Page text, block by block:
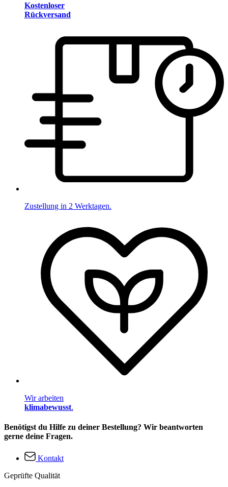
Kostenloser
Rückversand
Zustellung in 2 Werktagen.
Wir arbeiten
klimabewusst.
Benötigst du Hilfe zu deiner Bestellung? Wir beantworten
gerne deine Fragen.
Kontakt
Geprüfte Qualität